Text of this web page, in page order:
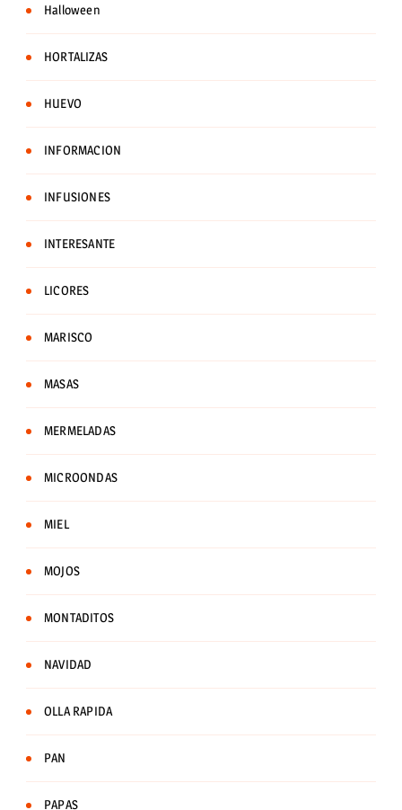
Halloween
HORTALIZAS
HUEVO
INFORMACION
INFUSIONES
INTERESANTE
LICORES
MARISCO
MASAS
MERMELADAS
MICROONDAS
MIEL
MOJOS
MONTADITOS
NAVIDAD
OLLA RAPIDA
PAN
PAPAS